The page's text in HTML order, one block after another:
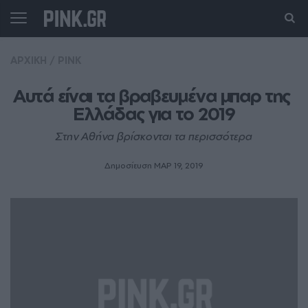
Αυτά είναι τα βραβευμένα μπαρ της
Ελλάδας για το 2019
Στην Αθήνα βρίσκονται τα περισσότερα
Δημοσίευση ΜΑΡ 19, 2019